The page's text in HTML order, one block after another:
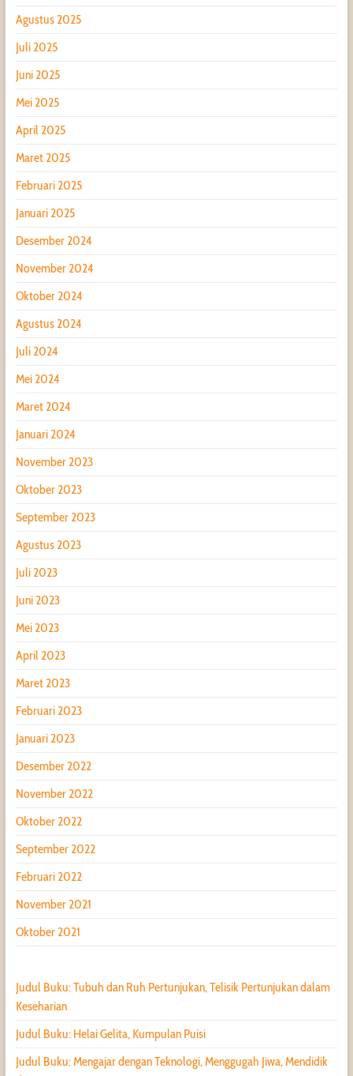
Agustus 2025
Juli 2025
Juni 2025
Mei 2025
April 2025
Maret 2025
Februari 2025
Januari 2025
Desember 2024
November 2024
Oktober 2024
Agustus 2024
Juli 2024
Mei 2024
Maret 2024
Januari 2024
November 2023
Oktober 2023
September 2023
Agustus 2023
Juli 2023
Juni 2023
Mei 2023
April 2023
Maret 2023
Februari 2023
Januari 2023
Desember 2022
November 2022
Oktober 2022
September 2022
Februari 2022
November 2021
Oktober 2021
Judul Buku: Tubuh dan Ruh Pertunjukan, Telisik Pertunjukan dalam
Keseharian
Judul Buku: Helai Gelita, Kumpulan Puisi
Judul Buku: Mengajar dengan Teknologi, Menggugah Jiwa, Mendidik